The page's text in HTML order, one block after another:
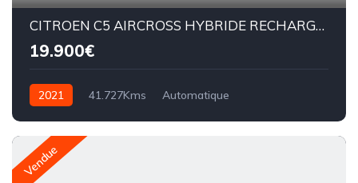
CITROEN C5 AIRCROSS HYBRIDE RECHARGEABLE 225CV EAT 8 SHINE
19.900€
2021 41.727Kms
Automatique
Vendue